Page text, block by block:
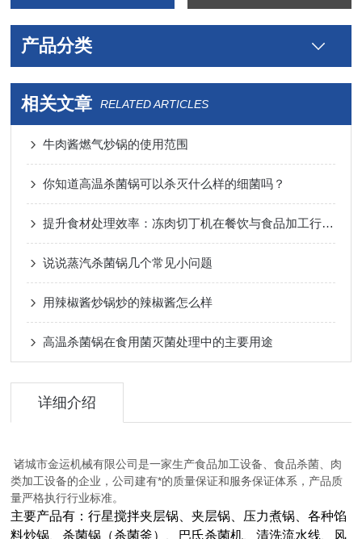
产品分类
相关文章 RELATED ARTICLES
牛肉酱燃气炒锅的使用范围
你知道高温杀菌锅可以杀灭什么样的细菌吗？
提升食材处理效率：冻肉切丁机在餐饮与食品加工行业的应用
说说蒸汽杀菌锅几个常见小问题
用辣椒酱炒锅炒的辣椒酱怎么样
高温杀菌锅在食用菌灭菌处理中的主要用途
详细介绍
诸城市金运机械有限公司是一家生产食品加工设备、食品杀菌、肉
类加工设备的企业，公司建有*的质量保证和服务保证体系，产品质
量严格执行行业标准。
主要产品有：行星搅拌夹层锅 、夹层锅、压力煮锅、各种馅
料炒锅、杀菌锅（杀菌釜）、 巴氏杀菌机、清洗流水线、风